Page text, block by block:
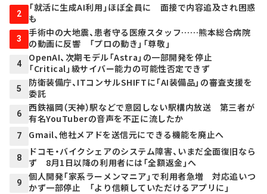
2
「就活に生成AI利用」ほぼ全員に 面接で内容追及され困惑
も
3
手術中の大地震、患者守る医療スタッフ……熊本総合病院
の動画に反響 「プロの動き」「尊敬」
4
OpenAI、次期モデル「Astra」の一部開発を停止
「Critical」級サイバー能力の可能性否定できず
5
防衛装備庁、ITコンサルSHIFTに「AI装備品」の審査支援を
委託
6
西鉄福岡（天神）駅などで意図しない駅構内放送 第三者が
有名YouTuberの音声を不正に流したか
7 Gmail、他社メアドを送信元にできる機能を廃止へ
8
ドコモ・バイクシェアのシステム障害、いまだ全面復旧なら
ず 8月1日以降の利用者には「全額返金」へ
9
個人開発「家系ラーメンマニア」で利用者急増 対応追いつ
かず一部停止 「より信頼していただけるアプリに」